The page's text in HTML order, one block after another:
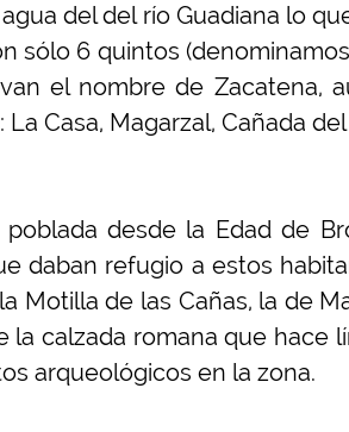
del del río Guadiana lo
sólo 6 quintos
el nombre de Zacatena,
Casa, Magarzal, Cañada
desde la Edad de
daban refugio a estos
Motilla de las Cañas, la de
calzada romana que hace
arqueológicos en la zona.